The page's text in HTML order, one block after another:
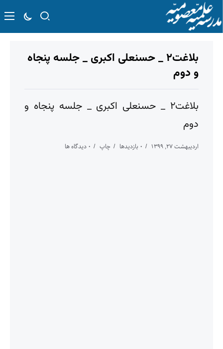
بلاغت۲ _ حسنعلی اکبری _ جلسه پنجاه
و دوم
بلاغت۲ _ حسنعلی اکبری _ جلسه پنجاه و
دوم
اردیبهشت ۲۷, ۱۳۹۹ ۰ بازدیدها چاپ ۰ دیدگاه ها